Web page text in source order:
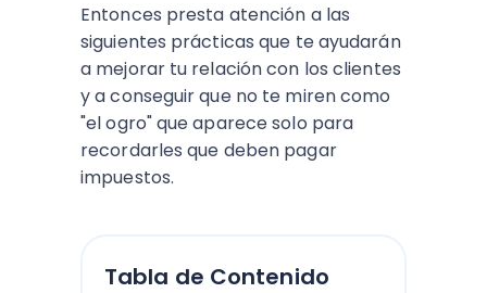
Entonces presta atención a las
siguientes prácticas que te ayudarán
a mejorar tu relación con los clientes
y a conseguir que no te miren como
"el ogro" que aparece solo para
recordarles que deben pagar
impuestos.
Tabla de Contenido